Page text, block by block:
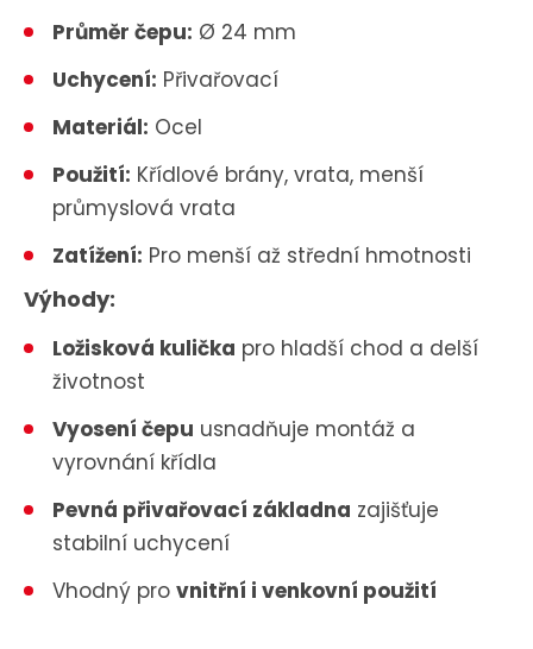
Průměr čepu: Ø 24 mm
Uchycení: Přivařovací
Materiál: Ocel
Použití: Křídlové brány, vrata, menší
průmyslová vrata
Zatížení: Pro menší až střední hmotnosti
Výhody:
Ložisková kulička pro hladší chod a delší
životnost
Vyosení čepu usnadňuje montáž a
vyrovnání křídla
Pevná přivařovací základna zajišťuje
stabilní uchycení
Vhodný pro vnitřní i venkovní použití